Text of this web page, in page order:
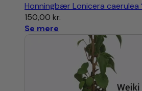
Honningbær Lonicera caerulea
150,00 kr.
Se mere